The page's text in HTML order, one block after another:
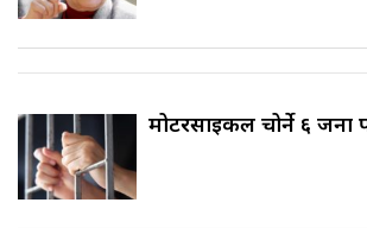
मोटरसाइकल चोर्ने ६ जना